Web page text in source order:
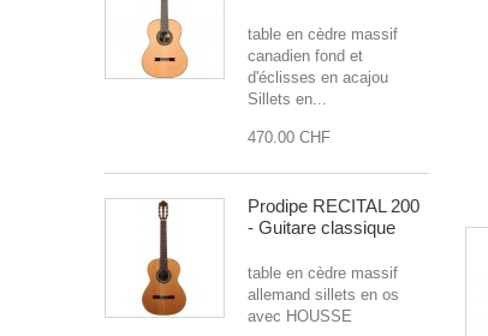
table en cèdre massif
canadien fond et
d'éclisses en acajou
Sillets en...
470.00 CHF
Prodipe RECITAL 200
- Guitare classique
table en cèdre massif
allemand sillets en os
avec HOUSSE